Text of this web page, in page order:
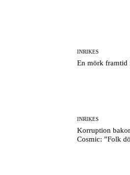
INRIKES
En mörk framtid
INRIKES
Korruption
Cosmic: ”Folk